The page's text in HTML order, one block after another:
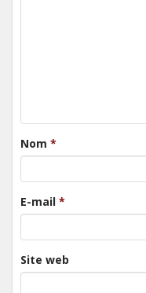
Nom *
E-mail *
Site web